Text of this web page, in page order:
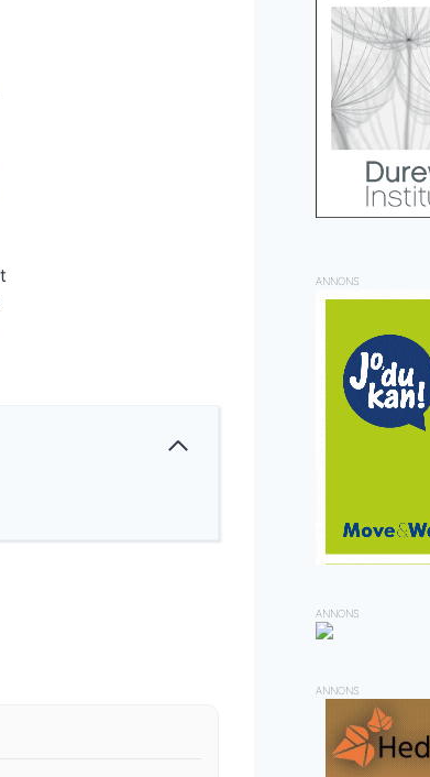
ANNONS
ANNONS
ANNONS